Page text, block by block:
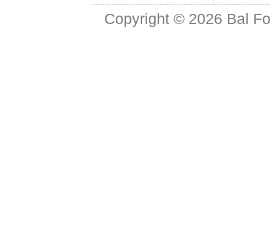
Copyright © 2026 Bal